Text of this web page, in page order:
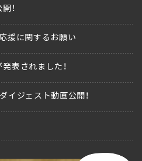
！
援に関するお願い
表されました！
イジェスト動画公開！